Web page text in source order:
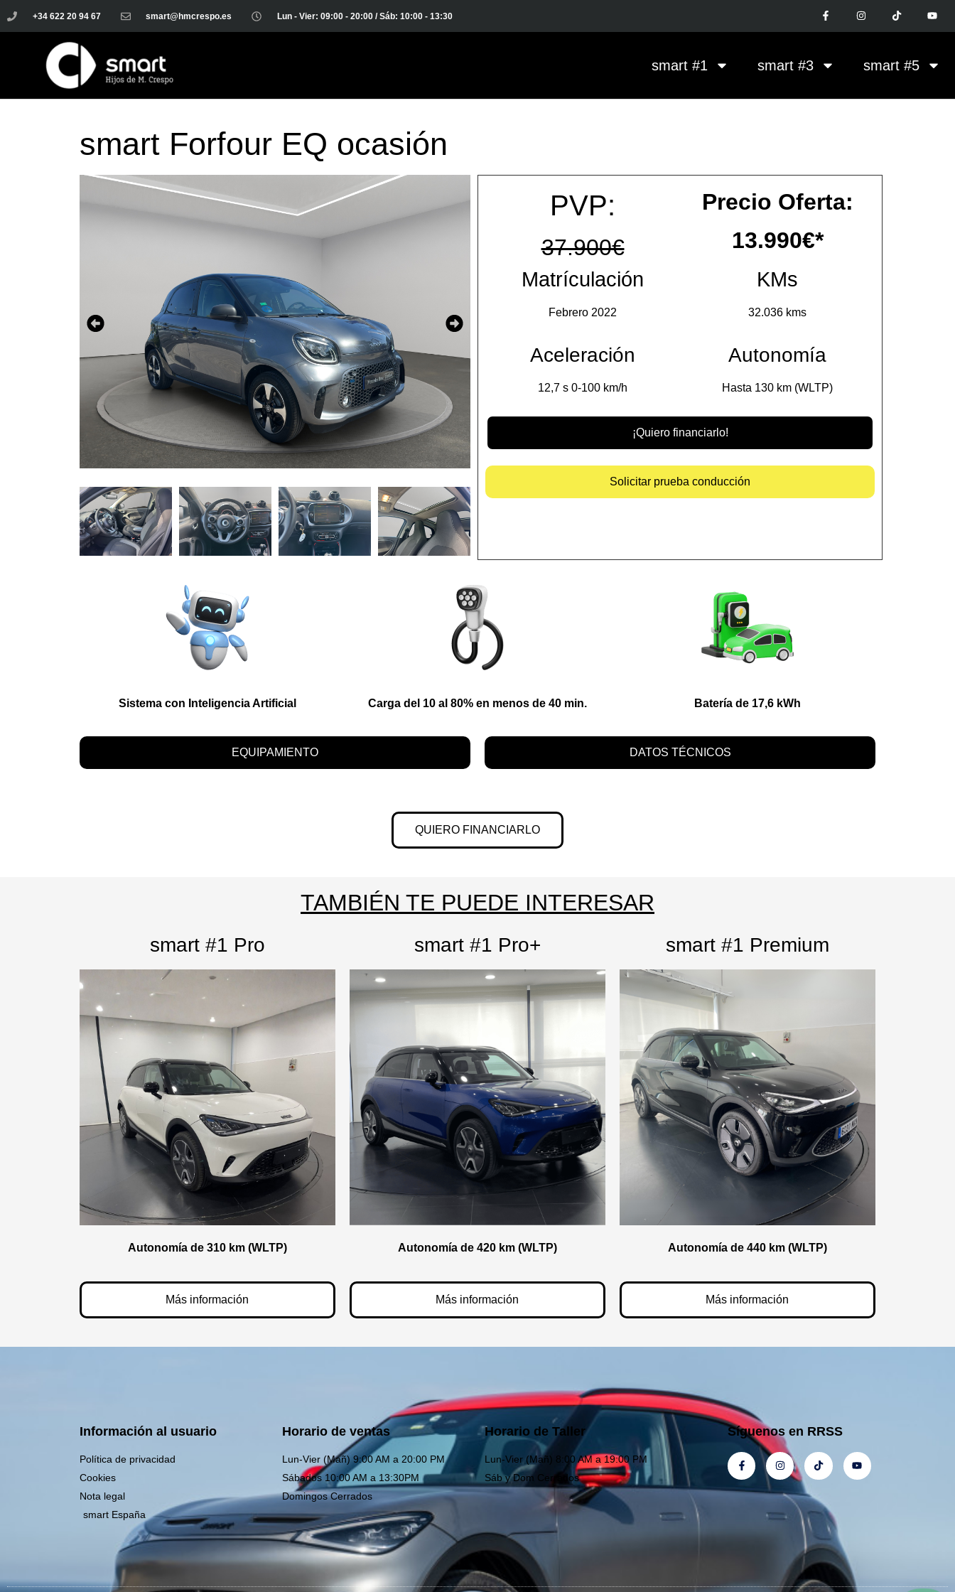
+34 622 20 94 67 smart@hmcrespo.es Lun - Vier: 09:00 - 20:00 / Sáb: 10:00 - 13:30
smart #1 smart #3 smart #5
smart Forfour EQ ocasión
PVP:
37.900€
Precio Oferta:
13.990€*
Matrículación
Febrero 2022
KMs
32.036 kms
Aceleración
12,7 s 0-100 km/h
Autonomía
Hasta 130 km (WLTP)
¡Quiero financiarlo!
Solicitar prueba conducción
Sistema con Inteligencia Artificial Carga del 10 al 80% en menos de 40 min. Batería de 17,6 kWh
EQUIPAMIENTO DATOS TÉCNICOS
QUIERO FINANCIARLO
TAMBIÉN TE PUEDE INTERESAR
smart #1 Pro
Autonomía de 310 km (WLTP)
Más información
smart #1 Pro+
Autonomía de 420 km (WLTP)
Más información
smart #1 Premium
Autonomía de 440 km (WLTP)
Más información
Información al usuario
Política de privacidad
Cookies
Nota legal
smart España
Horario de ventas
Lun-Vier (Mañ) 9:00 AM a 20:00 PM
Sábados 10:00 AM a 13:30PM
Domingos Cerrados
Horario de Taller
Lun-Vier (Mañ) 8:00 AM a 19:00 PM
Sáb y Dom Cerrados
Síguenos en RRSS